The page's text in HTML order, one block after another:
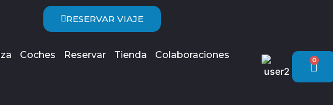
RESERVAR VIAJE
Coches Reservar Tienda Colaboraciones 0